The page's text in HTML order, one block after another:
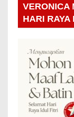
VERONICA
HARI RAYA